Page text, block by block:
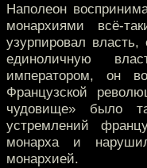
Наполеон
монархиями всё-
узурпировал власть,
единоличную
императором, он
Французской
чудовище» было
устремлений
монарха и
монархией.